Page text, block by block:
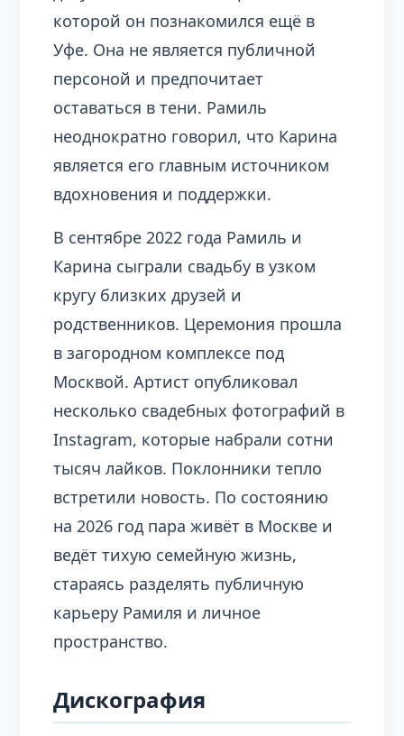
которой он познакомился ещё в
Уфе. Она не является публичной
персоной и предпочитает
оставаться в тени. Рамиль
неоднократно говорил, что Карина
является его главным источником
вдохновения и поддержки.
В сентябре 2022 года Рамиль и
Карина сыграли свадьбу в узком
кругу близких друзей и
родственников. Церемония прошла
в загородном комплексе под
Москвой. Артист опубликовал
несколько свадебных фотографий в
Instagram, которые набрали сотни
тысяч лайков. Поклонники тепло
встретили новость. По состоянию
на 2026 год пара живёт в Москве и
ведёт тихую семейную жизнь,
стараясь разделять публичную
карьеру Рамиля и личное
пространство.
Дискография